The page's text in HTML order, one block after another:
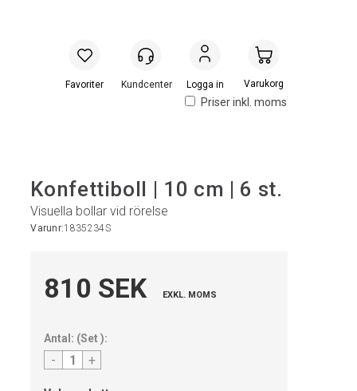
Priser inkl. moms
Logga in Handlevogn
Konfettiboll | 10 cm | 6 st.
Visuella bollar vid rörelse
Varunr:1835234S
810 SEK EXKL. MOMS
Antal: (Set):
- +